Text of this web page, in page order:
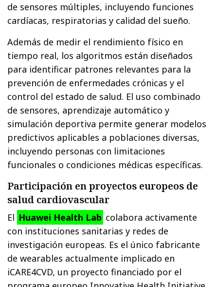
de sensores múltiples, incluyendo funciones
cardíacas, respiratorias y calidad del sueño.
Además de medir el rendimiento físico en
tiempo real, los algoritmos están diseñados
para identificar patrones relevantes para la
prevención de enfermedades crónicas y el
control del estado de salud. El uso combinado
de sensores, aprendizaje automático y
simulación deportiva permite generar modelos
predictivos aplicables a poblaciones diversas,
incluyendo personas con limitaciones
funcionales o condiciones médicas específicas.
Participación en proyectos europeos de
salud cardiovascular
El Huawei Health Lab colabora activamente
con instituciones sanitarias y redes de
investigación europeas. Es el único fabricante
de wearables actualmente implicado en
iCARE4CVD, un proyecto financiado por el